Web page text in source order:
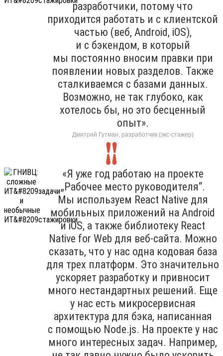
разработчики, потому что
приходится работать и с клиентской
частью (веб, Android, iOS),
и с бэкендом, в который
мы постоянно вносим правки при
появлении новых разделов. Также
сталкиваемся с базами данных.
Возможно, не так глубоко, как
хотелось бы, но это бесценный
опыт».
Дмитрий Гутман, разработчик (экс-стажер)
«Я уже год работаю на проекте
„Рабочее место руководителя“.
Мы используем React Native для
мобильных приложений на Android
и iOS, а также библиотеку React
Native for Web для веб-сайта. Можно
сказать, что у нас одна кодовая база
для трех платформ. Это значительно
ускоряет разработку и привносит
много нестандартных решений. Еще
у нас есть микросервисная
архитектура для бэка, написанная
с помощью Node.js. На проекте у нас
много интересных задач. Например,